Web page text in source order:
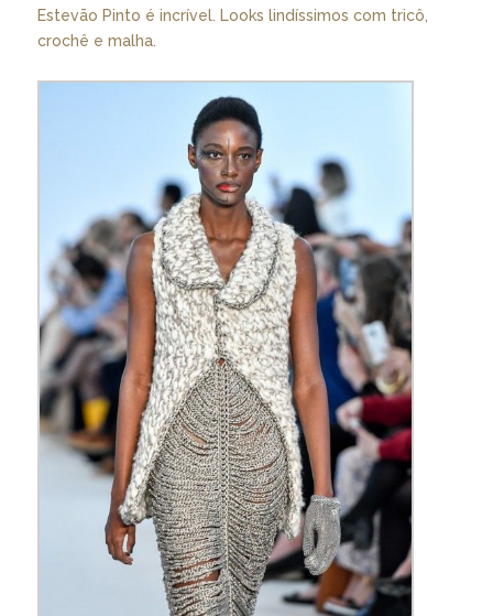
Estevão Pinto é incrível. Looks lindíssimos com tricô,
crochê e malha.